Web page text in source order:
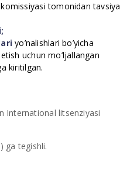
tomonidan tavsiya
yo’nalishlari bo’yicha
uchun mo’ljallangan
kiritilgan.
International litsenziyasi
ga tegishli.